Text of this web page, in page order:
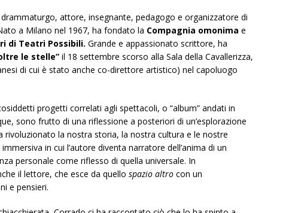
attore, insegnante, pedagogo e organizzatore di
a Milano nel 1967, ha fondato la Compagnia omonima e
di Teatri Possibili. Grande e appassionato scrittore, ha
le stelle” il 18 settembre scorso alla Sala della Cavallerizza,
di cui è stato anche co-direttore artistico) nel capoluogo
progetti correlati agli spettacoli, o “album” andati in
sono frutto di una riflessione a posteriori di un’esplorazione
rivoluzionato la nostra storia, la nostra cultura e le nostre
in cui l’autore diventa narratore dell’anima di un
personale come riflesso di quella universale. In
il lettore, che esce da quello spazio altro con un
e pensieri.